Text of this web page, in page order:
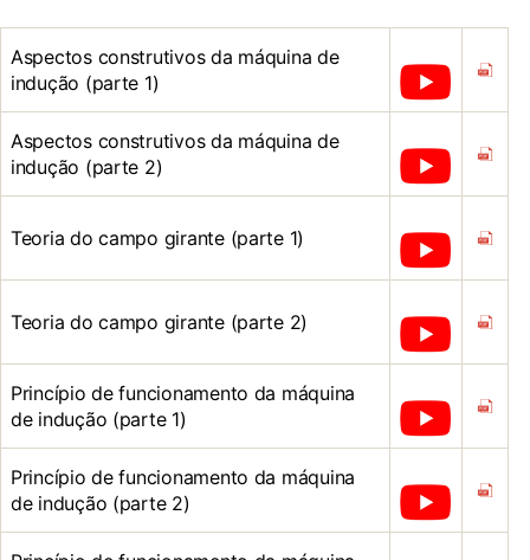
Aspectos construtivos da máquina de
indução (parte 1)
Aspectos construtivos da máquina de
indução (parte 2)
Teoria do campo girante (parte 1)
Teoria do campo girante (parte 2)
Princípio de funcionamento da máquina
de indução (parte 1)
Princípio de funcionamento da máquina
de indução (parte 2)